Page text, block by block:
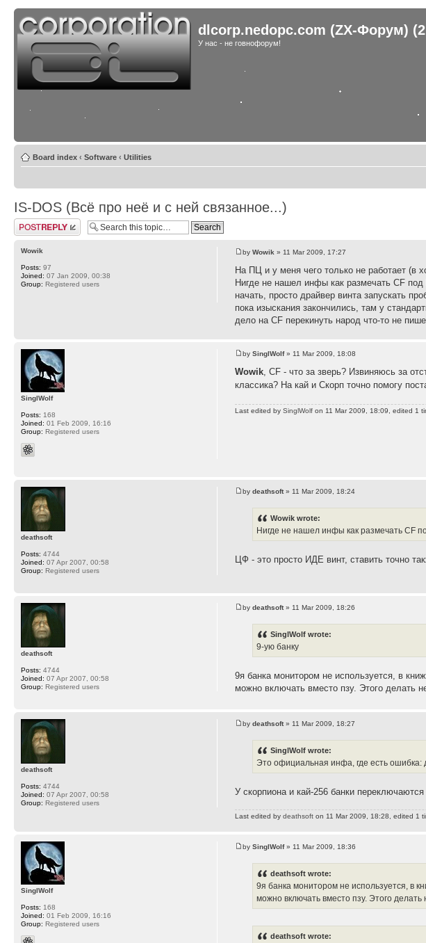
dlcorp.nedopc.com (ZX-Форум)
У нас - не говнофорум!
Board index ‹ Software ‹ Utilities
IS-DOS (Всё про неё и с ней связанное...)
Post a reply
byWowik » 11 Mar 2009, 17:27
На ПЦ и у меня чего только не работает (в
Нигде не нашел инфы как размечать CF под
начать, просто драйвер винта запускать
пока изыскания закончились, там у
дело на CF перекинуть народ что-то не
Wowik
Posts: 97
Joined: 07 Jan 2009, 00:38
Group: Registered users
bySinglWolf» 11 Mar 2009, 18:08
Wowik, CF - что за зверь? Извиняюсь за
классика? На кай и Скорп точно помогу
Last edited bySinglWolf on 11 Mar 2009, 18:09, edited 1
SinglWolf
Posts: 168
Joined: 01 Feb 2009, 16:16
Group: Registered users
bydeathsoft» 11 Mar 2009, 18:24
Wowik wrote:
Нигде не нашел инфы как размечать CF
ЦФ - это просто ИДЕ винт, ставить точно
deathsoft
Posts: 4744
Joined: 07 Apr 2007, 00:58
Group: Registered users
bydeathsoft» 11 Mar 2009, 18:26
SinglWolf wrote:
9-ую банку
9я банка монитором не используется, в
можно включать вместо пзу. Этого делать
deathsoft
Posts: 4744
Joined: 07 Apr 2007, 00:58
Group: Registered users
bydeathsoft» 11 Mar 2009, 18:27
SinglWolf wrote:
Это официальная инфа, где есть ошибка:
У скорпиона и кай-256 банки
Last edited bydeathsoft on 11 Mar 2009, 18:28, edited 1
deathsoft
Posts: 4744
Joined: 07 Apr 2007, 00:58
Group: Registered users
bySinglWolf» 11 Mar 2009, 18:36
deathsoft wrote:
9я банка монитором не используется, в
можно включать вместо пзу. Этого делать
deathsoft wrote:
SinglWolf
Posts: 168
Joined: 01 Feb 2009, 16:16
Group: Registered users